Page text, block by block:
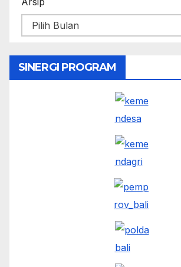
SINERGI PROGRAM